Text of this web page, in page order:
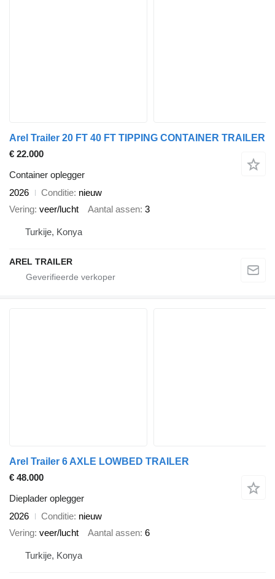
Arel Trailer 20 FT 40 FT TIPPING CONTAINER TRAILER
€ 22.000
Container oplegger
2026
Conditie nieuw
Vering veer/lucht Aantal assen 3
Turkije, Konya
AREL TRAILER
Arel Trailer 6 AXLE LOWBED TRAILER
€ 48.000
Dieplader oplegger
2026
Conditie nieuw
Vering veer/lucht Aantal assen 6
Turkije, Konya